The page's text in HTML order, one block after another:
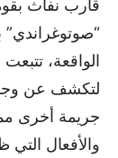
قارب نفاث
“صوتوغراندي”
الواقعة،
جريمة أخرى
والأفعال